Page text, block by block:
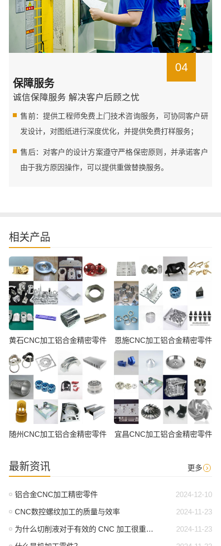
04
保障服务
诚信保障服务 解决客户后顾之忧
售前：提供工程师免费上门技术咨询服务，可协同客户研
发设计，对图纸进行深度优化，并提供免费打样服务；
售后：对客户的设计方案遵守严格保密原则，并承诺客户
由于我方原因操作，可以提供重做替换服务。
相关产品
黄石CNC加工铝合金精密零件 恩施CNC加工铝合金精密零件
随州CNC加工铝合金精密零件 宜昌CNC加工铝合金精密零件
最新资讯 更多
2024-12-10
铝合金CNC加工精密零件
2024-11-23
CNC数控螺纹加工的质量与效率
2024-11-23
为什么切削液对于有效的 CNC 加工很重要？